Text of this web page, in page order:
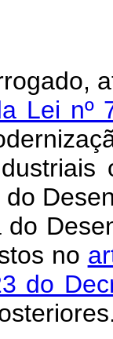
Lei nº
no
do